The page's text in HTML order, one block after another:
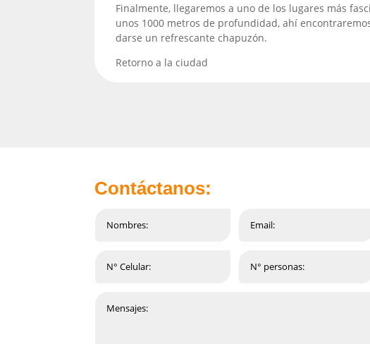
Finalmente, llegaremos a uno de los lugares más
unos 1000 metros de profundidad, ahí
darse un refrescante chapuzón.
Retorno a la ciudad
Contáctanos: